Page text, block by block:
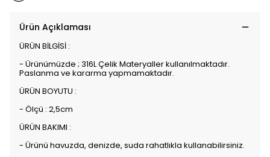
Ürün Açıklaması
ÜRÜN BİLGİSİ :
- Ürünümüzde ; 316L Çelik Materyaller kullanılmaktadır.
Paslanma ve kararma yapmamaktadır.
ÜRÜN BOYUTU :
- Ölçü : 2,5cm
ÜRÜN BAKIMI :
- Ürünü havuzda, denizde, suda rahatlıkla kullanabilirsiniz.